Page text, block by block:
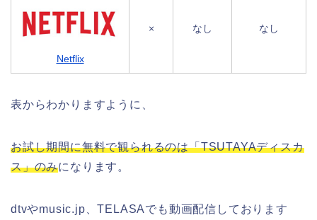
Netflix
× なし なし
表からわかりますように、
お試し期間に無料で観られるのは「TSUTAYAディスカ
ス」のみになります。
dtvやmusic.jp、TELASAでも動画配信しております